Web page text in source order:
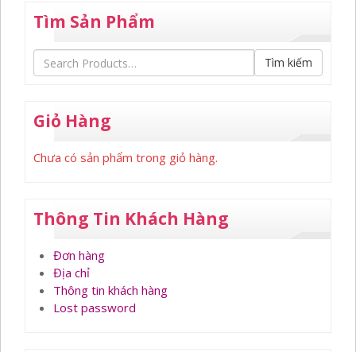
Tìm Sản Phẩm
Tìm kiếm
Giỏ Hàng
Chưa có sản phẩm trong giỏ hàng.
Thông Tin Khách Hàng
Đơn hàng
Địa chỉ
Thông tin khách hàng
Lost password